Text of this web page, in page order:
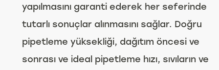
yapılmasını garanti ederek her seferinde
tutarlı sonuçlar alınmasını sağlar. Doğru
pipetleme yüksekliği, dağıtım öncesi ve
sonrası ve ideal pipetleme hızı, sıvıların ve